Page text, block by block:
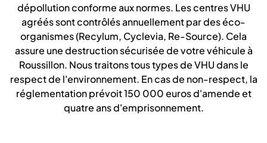
dépollution conforme aux normes. Les centres VHU
agréés sont contrôlés annuellement par des éco-
organismes (Recylum, Cyclevia, Re-Source). Cela
assure une destruction sécurisée de votre véhicule à
Roussillon. Nous traitons tous types de VHU dans le
respect de l'environnement. En cas de non-respect, la
réglementation prévoit 150 000 euros d'amende et
quatre ans d'emprisonnement.